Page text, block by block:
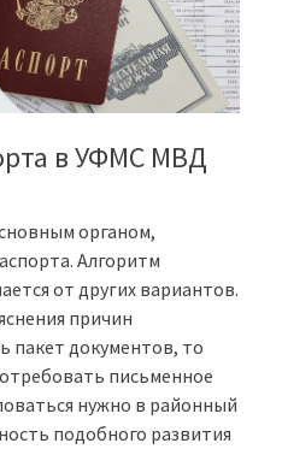
в УФМС МВД
органом,
Алгоритм
от других вариантов.
причин
пакет документов, то
письменное
нужно в районный
подобного развития